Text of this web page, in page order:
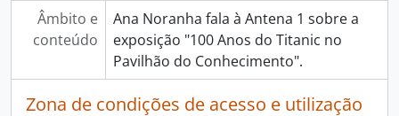
[Item] Missão X - Treina como um astronauta, 2017-03-23
[Item] Exposição - Um oceano sem plástico, 2017-06-17
[Item] Exposição “Bom Apetite! A Ciência está na mesa, 2017-06-23
[Item] Noite Europeia dos Investigadores - 2017, 2017-09-29
[Item] Exposição - Angry Brids, 2017-11-29
Âmbito e
conteúdo
Ana Noranha fala à Antena 1 sobre a
exposição "100 Anos do Titanic no
Pavilhão do Conhecimento".
Zona de condições de acesso e utilização